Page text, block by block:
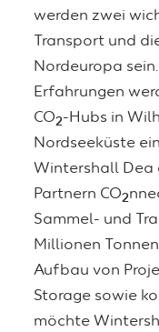
werden zwei
Transport und
Nordeuropa
Erfahrungen
CO2-Hubs in
Nordseeküste
Wintershall Dea
Partnern CO2
Sammel- und
Millionen Tonnen
Aufbau von
Storage sowie
möchte